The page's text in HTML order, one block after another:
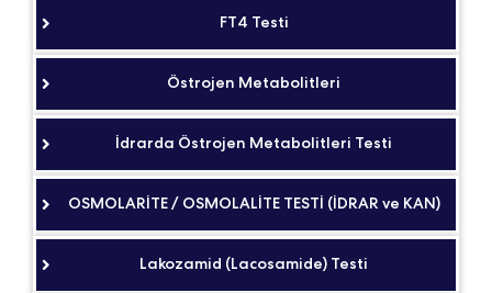
FT4 Testi
Östrojen Metabolitleri
İdrarda Östrojen Metabolitleri Testi
OSMOLARİTE / OSMOLALİTE TESTİ (İDRAR ve KAN)
Lakozamid (Lacosamide) Testi